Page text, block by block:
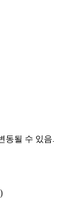
동될 수 있음.